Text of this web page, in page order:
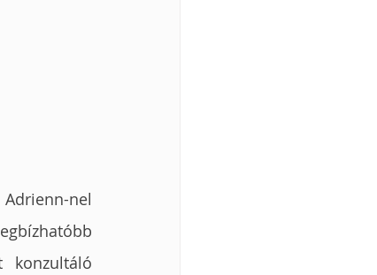
nel
konzultáló